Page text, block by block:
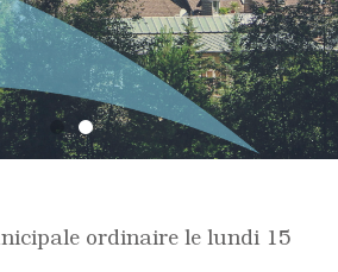
ordinaire le lundi 15